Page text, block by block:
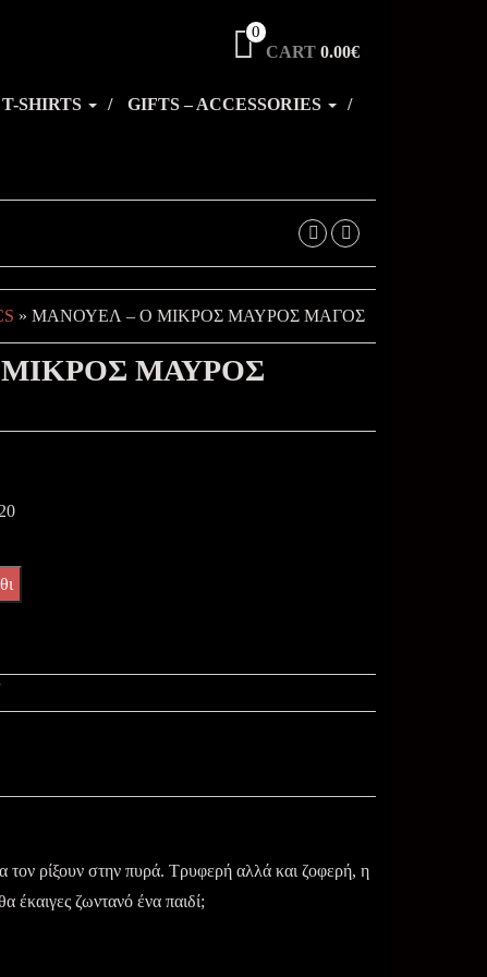
0
CART 0.00€
T-SHIRTS GIFTS – ACCESSORIES
» ΜΑΝΟΥΕΛ – Ο ΜΙΚΡΟΣ ΜΑΥΡΟΣ ΜΑΓΟΣ
ΜΑΥΡΟΣ
τον ρίξουν στην πυρά. Τρυφερή αλλά και ζοφερή, η
έκαιγες ζωντανό ένα παιδί;